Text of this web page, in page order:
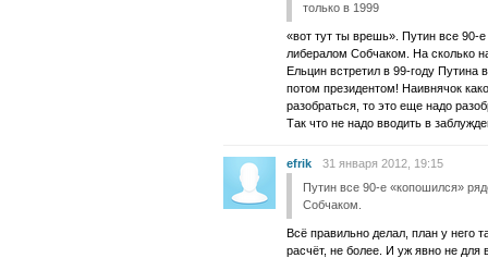
только в 1999
«вот тут ты врешь». Путин все 90-
либералом Собчаком. На сколько
Ельцин встретил в 99-году Путина
потом президентом! Наивнячок
разобраться, то это еще надо
Так что не надо вводить в
efrik
31 января 2012, 19:15
Путин все 90-е «копошился»
Собчаком.
Всё правильно делал, план у него
расчёт, не более. И уж явно не